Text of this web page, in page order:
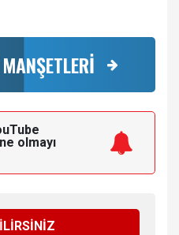
olmayı